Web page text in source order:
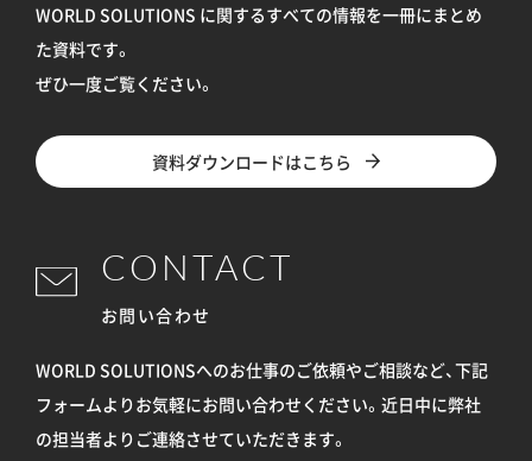
WORLD SOLUTIONS に関するすべての情報を一冊にまとめ
た資料です。
ぜひ一度ご覧ください。
資料ダウンロードはこちら
CONTACT
お問い合わせ
WORLD SOLUTIONSへのお仕事のご依頼やご相談など、下記
フォームよりお気軽にお問い合わせください。 近日中に弊社
の担当者よりご連絡させていただきます。